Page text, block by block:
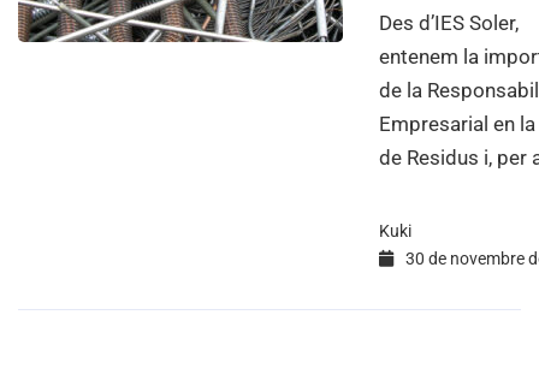
Des d’IES Soler,
entenem la
de la
Empresarial en
de Residus i, per
Kuki
30 de novembre